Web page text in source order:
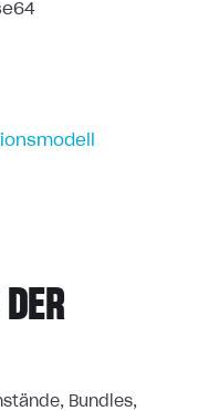
Bundles,